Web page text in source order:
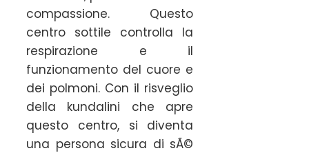
compassione. Questo
centro sottile controlla la
respirazione e il
funzionamento del cuore e
dei polmoni. Con il risveglio
della kundalini che apre
questo centro, si diventa
una persona sicura di sÃ©